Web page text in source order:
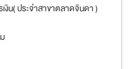
น( ประจำสาขาตลาดจินดา )